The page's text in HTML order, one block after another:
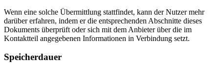
Wenn eine solche Übermittlung stattfindet, kann der Nutzer mehr
darüber erfahren, indem er die entsprechenden Abschnitte dieses
Dokuments überprüft oder sich mit dem Anbieter über die im
Kontaktteil angegebenen Informationen in Verbindung setzt.
Speicherdauer